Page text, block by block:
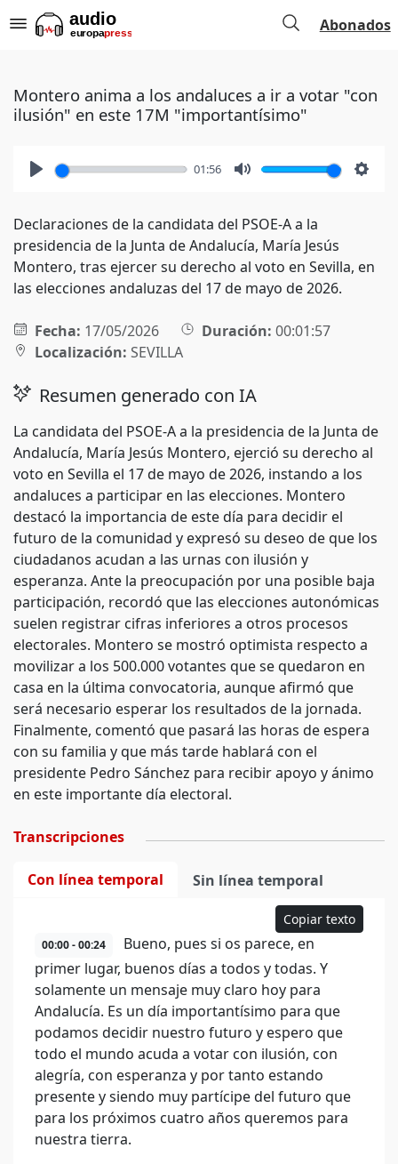
Abonados
Montero anima a los andaluces a ir a votar "con
ilusión" en este 17M "importantísimo"
01:56
Declaraciones de la candidata del PSOE-A a la
presidencia de la Junta de Andalucía, María Jesús
Montero, tras ejercer su derecho al voto en Sevilla, en
las elecciones andaluzas del 17 de mayo de 2026.
Fecha: 17/05/2026 Duración: 00:01:57
Localización: SEVILLA
Resumen generado con IA
La candidata del PSOE-A a la presidencia de la Junta de
Andalucía, María Jesús Montero, ejerció su derecho al
voto en Sevilla el 17 de mayo de 2026, instando a los
andaluces a participar en las elecciones. Montero
destacó la importancia de este día para decidir el
futuro de la comunidad y expresó su deseo de que los
ciudadanos acudan a las urnas con ilusión y
esperanza. Ante la preocupación por una posible baja
participación, recordó que las elecciones autonómicas
suelen registrar cifras inferiores a otros procesos
electorales. Montero se mostró optimista respecto a
movilizar a los 500.000 votantes que se quedaron en
casa en la última convocatoria, aunque afirmó que
será necesario esperar los resultados de la jornada.
Finalmente, comentó que pasará las horas de espera
con su familia y que más tarde hablará con el
presidente Pedro Sánchez para recibir apoyo y ánimo
en este importante día electoral.
Transcripciones
Con línea temporal Sin línea temporal
Copiar texto
00:00 - 00:24
Bueno, pues si os parece, en
primer lugar, buenos días a todos y todas. Y
solamente un mensaje muy claro hoy para
Andalucía. Es un día importantísimo para que
podamos decidir nuestro futuro y espero que
todo el mundo acuda a votar con ilusión, con
alegría, con esperanza y por tanto estando
presente y siendo muy partícipe del futuro que
para los próximos cuatro años queremos para
nuestra tierra.